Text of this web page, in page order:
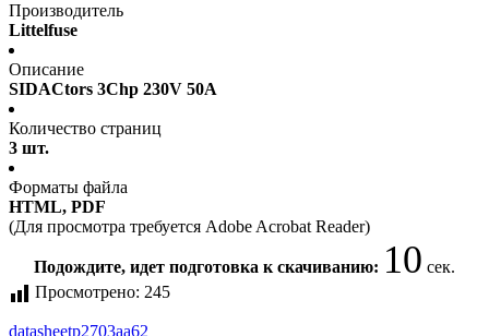
Производитель
Littelfuse
Описание
SIDACtors 3Chp 230V 50A
Количество страниц
3 шт.
Форматы файла
HTML, PDF
(Для просмотра требуется Adobe Acrobat Reader)
Подождите, идет подготовка к скачиванию: 10 сек.
Просмотрено: 245
datasheetp2703aa62